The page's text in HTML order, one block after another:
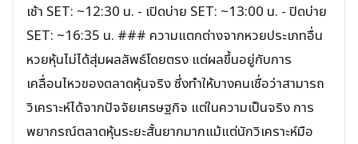
เช้า SET: ~12:30 น. - เปิดบ่าย SET: ~13:00 น. - ปิดบ่าย
SET: ~16:35 น. ### ความแตกต่างจากหวยประเภทอื่น
หวยหุ้นไม่ได้สุ่มผลลัพธ์โดยตรง แต่ผลขึ้นอยู่กับการ
เคลื่อนไหวของตลาดหุ้นจริง ซึ่งทำให้บางคนเชื่อว่าสามารถ
วิเคราะห์ได้จากปัจจัยเศรษฐกิจ แต่ในความเป็นจริง การ
พยากรณ์ตลาดหุ้นระยะสั้นยากมากแม้แต่นักวิเคราะห์มือ